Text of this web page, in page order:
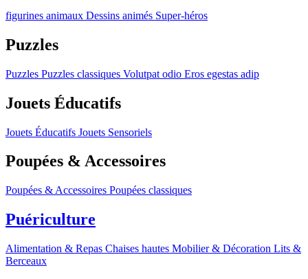
figurines animaux Dessins animés Super-héros
Puzzles
Puzzles Puzzles classiques Volutpat odio Eros egestas adip
Jouets Éducatifs
Jouets Éducatifs Jouets Sensoriels
Poupées & Accessoires
Poupées & Accessoires Poupées classiques
Puériculture
Alimentation & Repas Chaises hautes Mobilier & Décoration Lits &
Berceaux